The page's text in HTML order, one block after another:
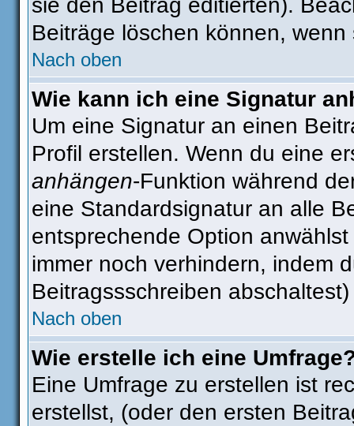
Beiträge löschen können,
Nach oben
Wie kann ich eine Signatur
Um eine Signatur an einen
Profil erstellen. Wenn du eine
anhängen-Funktion während
eine Standardsignatur an alle
entsprechende Option
immer noch verhindern, indem
Beitragssschreiben abschaltest)
Nach oben
Wie erstelle ich eine
Eine Umfrage zu erstellen ist
erstellst, (oder den ersten